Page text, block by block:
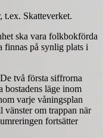
t.ex. Skatteverket.
ska vara folkbokförda
finnas på synlig plats i
två första siffrorna
bostadens läge inom
varje våningsplan
vänster om trappan när
fortsätter